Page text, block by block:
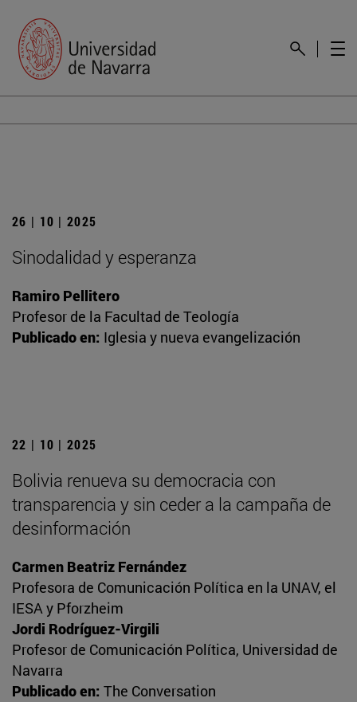
26 | 10 | 2025
Sinodalidad y esperanza
Ramiro Pellitero
Profesor de la Facultad de Teología
Publicado en: Iglesia y nueva evangelización
22 | 10 | 2025
Bolivia renueva su democracia con
transparencia y sin ceder a la campaña de
desinformación
Carmen Beatriz Fernández
Profesora de Comunicación Política en la UNAV, el
IESA y Pforzheim
Jordi Rodríguez-Virgili
Profesor de Comunicación Política, Universidad de
Navarra
Publicado en: The Conversation